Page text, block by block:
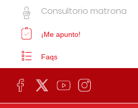
Consultorio matrona
¡Me apunto!
Faqs